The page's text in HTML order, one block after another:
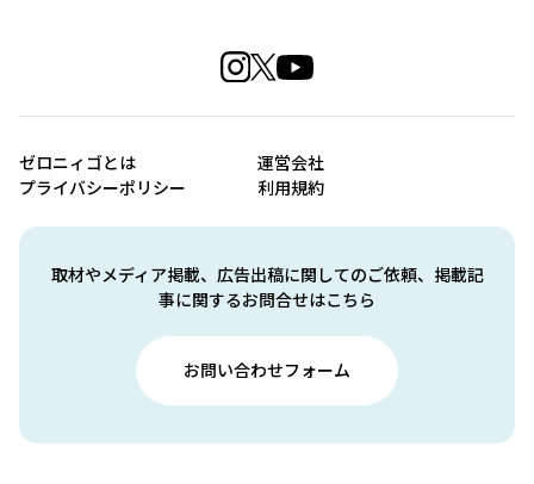
取材やメディア掲載、広告出稿に関してのご依頼、掲載記
事に関するお問合せはこちら
お問い合わせフォーム
ゼロニィゴとは
運営会社
プライバシーポリシー
利用規約